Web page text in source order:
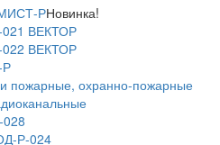
РНовинка!
ВЕКТОР
ВЕКТОР
Р
пожарные, охранно-пожарные
Р-024